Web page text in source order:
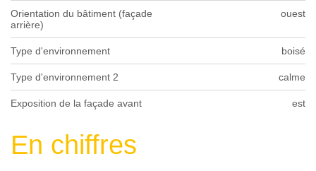
Orientation du bâtiment (façade
arrière)
ouest
Type d'environnement boisé
Type d'environnement 2 calme
Exposition de la façade avant est
En chiffres